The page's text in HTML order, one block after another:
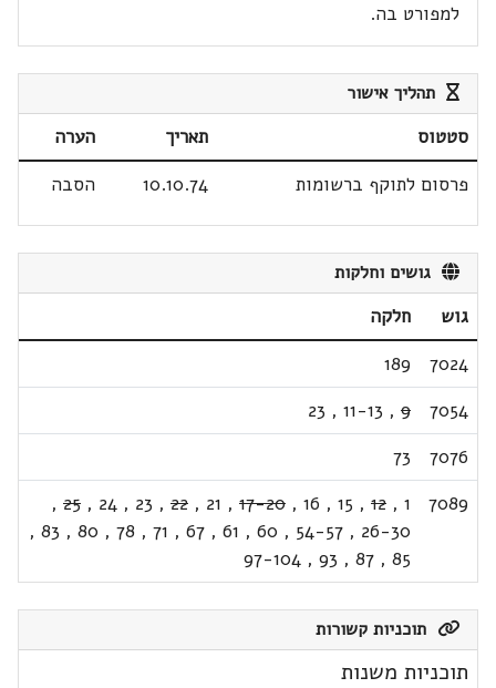
למפורט בה.
תהליך אישור
סטטוס תאריך
הערה
פרסום לתוקף ברשומות
10.10.74 הסבה
גושים וחלקות
גוש
חלקה
7024
189
7054
9
,
11-13
,
23
7076
73
7089
1
,
12
,
15
,
16
,
17-20
,
21
,
22
,
23
,
24
,
25
,
26-30
,
54-57
,
60
,
61
,
67
,
71
,
78
,
80
,
83
,
85
,
87
,
93
,
97-104
תוכניות קשורות
תוכניות משנות